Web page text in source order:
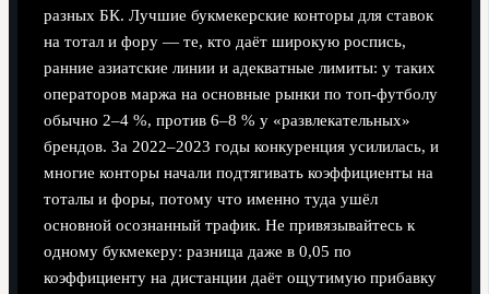
разных БК. Лучшие букмекерские конторы для ставок
на тотал и фору — те, кто даёт широкую роспись,
ранние азиатские линии и адекватные лимиты: у таких
операторов маржа на основные рынки по топ‑футболу
обычно 2–4 %, против 6–8 % у «развлекательных»
брендов. За 2022–2023 годы конкуренция усилилась, и
многие конторы начали подтягивать коэффициенты на
тоталы и форы, потому что именно туда ушёл
основной осознанный трафик. Не привязывайтесь к
одному букмекеру: разница даже в 0,05 по
коэффициенту на дистанции даёт ощутимую прибавку